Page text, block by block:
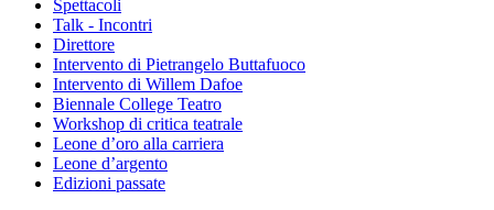
Spettacoli
Talk - Incontri
Direttore
Intervento di Pietrangelo Buttafuoco
Intervento di Willem Dafoe
Biennale College Teatro
Workshop di critica teatrale
Leone d’oro alla carriera
Leone d’argento
Edizioni passate